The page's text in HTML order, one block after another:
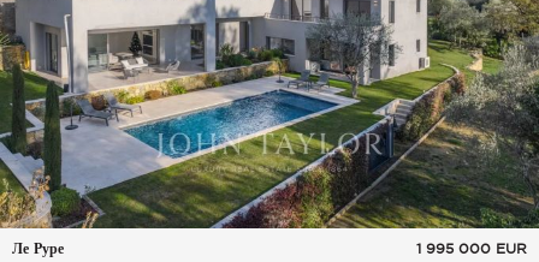
Ле Руре 1 995 000 EUR